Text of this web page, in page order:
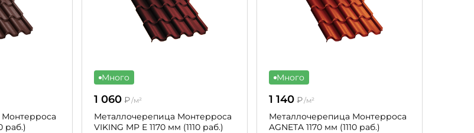
раб.)
Много
1 060₽/м²
Металлочерепица Монтерроса
VIKING MP Е 1170 мм (1110 раб.)
Много
1 140₽/м²
Металлочерепица Монтерроса
AGNETA 1170 мм (1110 раб.)